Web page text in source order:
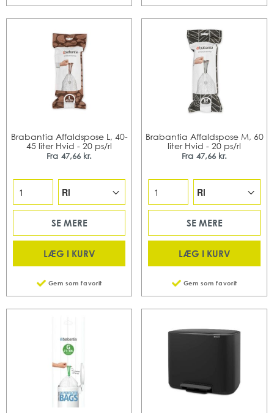
Brabantia Affaldspose L, 40-
45 liter Hvid - 20 ps/rl
Fra 47,66 kr.
SE MERE
LÆG I KURV
Gem som favorit
Brabantia Affaldspose M, 60
liter Hvid - 20 ps/rl
Fra 47,66 kr.
SE MERE
LÆG I KURV
Gem som favorit